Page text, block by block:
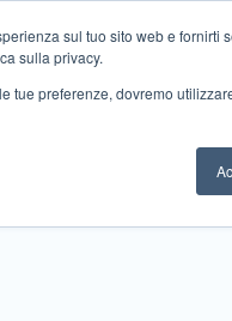
sul tuo sito web e fornirti
sulla privacy.
tue preferenze, dovremo